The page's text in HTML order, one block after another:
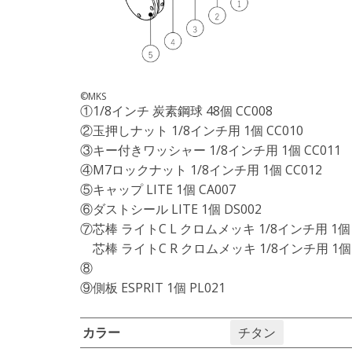
©MKS
①1/8インチ 炭素鋼球 48個 CC008
②玉押しナット 1/8インチ用 1個 CC010
③キー付きワッシャー 1/8インチ用 1個 CC011
④M7ロックナット 1/8インチ用 1個 CC012
⑤キャップ LITE 1個 CA007
⑥ダストシール LITE 1個 DS002
⑦芯棒 ライトC L クロムメッキ 1/8インチ用 1個
芯棒 ライトC R クロムメッキ 1/8インチ用 1
⑧
⑨側板 ESPRIT 1個 PL021
カラー
チタン